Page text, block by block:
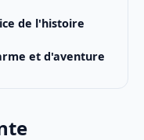
de l'histoire
et d'aventure